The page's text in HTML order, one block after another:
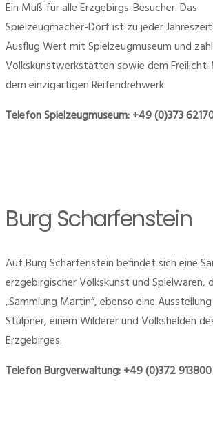
Ein Muß für alle Erzgebirgs-Besucher. Das
Spielzeugmacher-Dorf ist zu jeder
Ausflug Wert mit Spielzeugmuseum und
Volkskunstwerkstätten sowie dem
dem einzigartigen Reifendrehwerk.
Telefon Spielzeugmuseum: +49 (0)373
Burg Scharfenstein
Auf Burg Scharfenstein befindet sich eine
erzgebirgischer Volkskunst und Spielwaren,
„Sammlung Martin“, ebenso eine
Stülpner, einem Wilderer und Volkshelden
Erzgebirges.
Telefon Burgverwaltung: +49 (0)372 913800